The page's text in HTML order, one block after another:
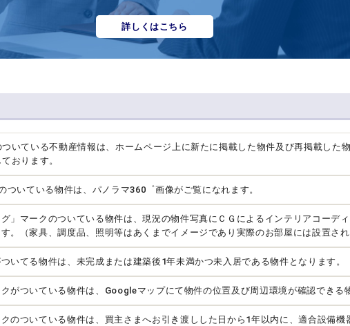
詳しくはこちら
ついている不動産情報は、ホームページ上に新たに掲載した物件及び再掲載した
おります。
ついている物件は、パノラマ360゜画像がご覧になれます。
」マークのついている物件は、現況の物件写真にＣＧによるインテリアコーデ
。（家具、調度品、照明等はあくまでイメージであり実際のお部屋には設置さ
いてる物件は、未完成または建築後1年未満かつ未入居である物件となります。
がついている物件は、Googleマップにて物件の位置及び周辺環境が確認できる
のついている物件は、買主さまへお引き渡しした日から1年以内に、適合設備機